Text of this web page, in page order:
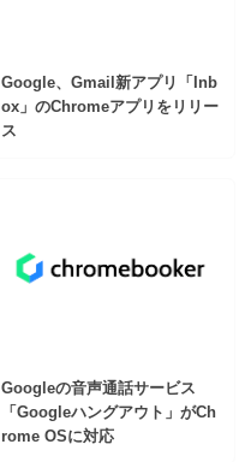
Google、Gmail新アプリ「Inb
ox」のChromeアプリをリリー
ス
Googleの音声通話サービス
「Googleハングアウト」がCh
rome OSに対応